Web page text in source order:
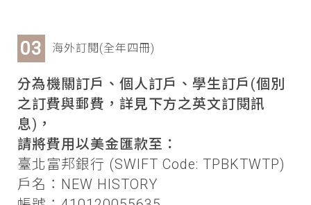
海外訂閱(全年四冊)
分為機關訂戶、個人訂戶、學生訂戶(個別
之訂費與郵費，詳見下方之英文訂閱訊
息)，
請將費用以美金匯款至：
臺北富邦銀行 (SWIFT Code: TPBKTWTP)
戶名：NEW HISTORY